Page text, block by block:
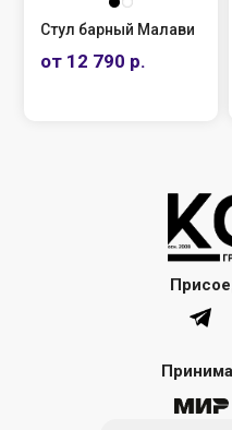
Стул барный Малави
от 12 790 р.